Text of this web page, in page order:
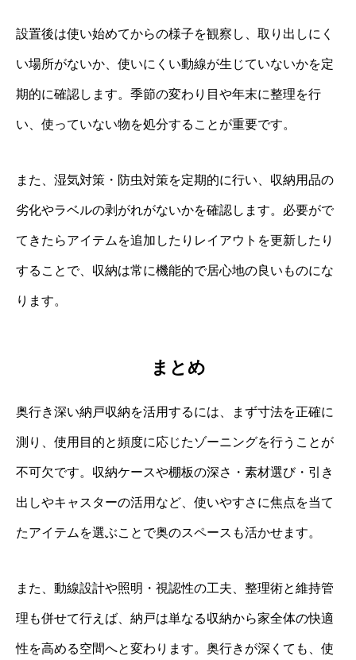
設置後は使い始めてからの様子を観察し、取り出しにく
い場所がないか、使いにくい動線が生じていないかを定
期的に確認します。季節の変わり目や年末に整理を行
い、使っていない物を処分することが重要です。
また、湿気対策・防虫対策を定期的に行い、収納用品の
劣化やラベルの剥がれがないかを確認します。必要がで
てきたらアイテムを追加したりレイアウトを更新したり
することで、収納は常に機能的で居心地の良いものにな
ります。
まとめ
奥行き深い納戸収納を活用するには、まず寸法を正確に
測り、使用目的と頻度に応じたゾーニングを行うことが
不可欠です。収納ケースや棚板の深さ・素材選び・引き
出しやキャスターの活用など、使いやすさに焦点を当て
たアイテムを選ぶことで奥のスペースも活かせます。
また、動線設計や照明・視認性の工夫、整理術と維持管
理も併せて行えば、納戸は単なる収納から家全体の快適
性を高める空間へと変わります。奥行きが深くても、使